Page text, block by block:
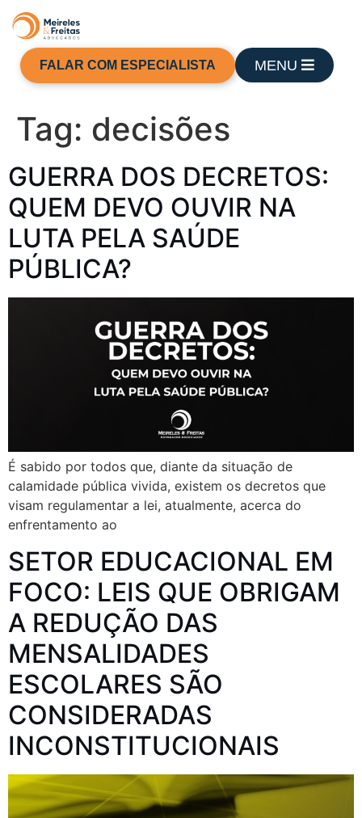
FALAR COM ESPECIALISTA MENU
Tag: decisões
GUERRA DOS DECRETOS:
QUEM DEVO OUVIR NA
LUTA PELA SAÚDE
PÚBLICA?
É sabido por todos que, diante da situação de
calamidade pública vivida, existem os decretos que
visam regulamentar a lei, atualmente, acerca do
enfrentamento ao
SETOR EDUCACIONAL EM
FOCO: LEIS QUE OBRIGAM
A REDUÇÃO DAS
MENSALIDADES
ESCOLARES SÃO
CONSIDERADAS
INCONSTITUCIONAIS